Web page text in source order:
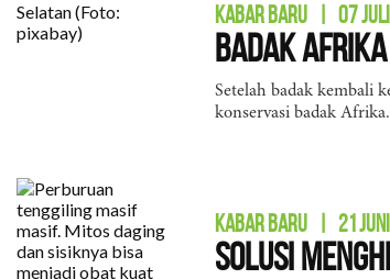
KABAR BARU 07
Badak
Setelah badak kembali
konservasi badak
KABAR BARU 21
Solusi